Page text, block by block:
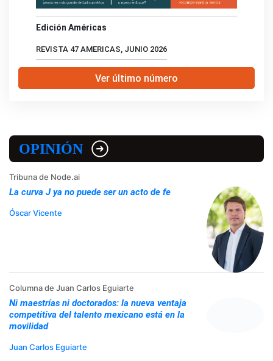
Edición Américas
REVISTA 47 AMERICAS, JUNIO 2026
Ver último número
OPINIÓN
Tribuna de Node.ai
La curva J ya no puede ser un acto de fe
Óscar Vicente
Columna de Juan Carlos Eguiarte
Ni maestrías ni doctorados: la nueva ventaja
competitiva del talento mexicano está en la
movilidad
Juan Carlos Eguiarte